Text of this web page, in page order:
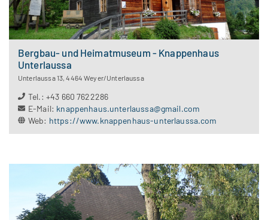
Bergbau- und Heimatmuseum - Knappenhaus
Unterlaussa
Unterlaussa 13,4464 Weyer/Unterlaussa
Tel.: +43 660 7622286
E-Mail: knappenhaus.unterlaussa@gmail.com
Web: https://www.knappenhaus-unterlaussa.com